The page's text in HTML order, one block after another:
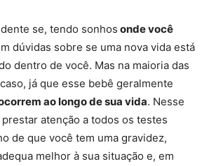
se, tendo sonhos onde você
dúvidas sobre se uma nova vida está
dentro de você. Mas na maioria das
já que esse bebê geralmente
ao longo de sua vida. Nesse
atenção a todos os testes
de que você tem uma gravidez,
melhor à sua situação e, em